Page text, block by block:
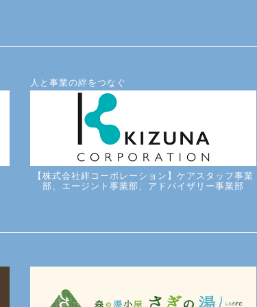
人と事業の絆をつなぐ
【株式会社絆コーポレーション】ケアスタッフ事業
部、エージント事業部、アドバイザリー事業部